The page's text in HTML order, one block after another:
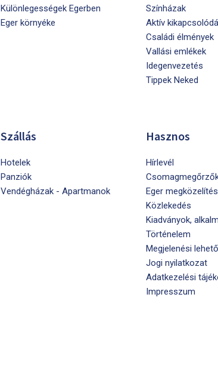
Különlegességek Egerben
Eger környéke
Színházak
Aktív
Családi élmények
Vallási emlékek
Idegenvezetés
Tippek Neked
Szállás
Hotelek
Panziók
Vendégházak - Apartmanok
Hasznos
Hírlevél
Eger
Közlekedés
Kiadványok,
Történelem
Megjelenési
Jogi nyilatkozat
Adatkezelési
Impresszum